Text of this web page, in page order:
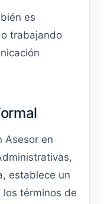
es
trabajando
Asesor en
establece un
términos de